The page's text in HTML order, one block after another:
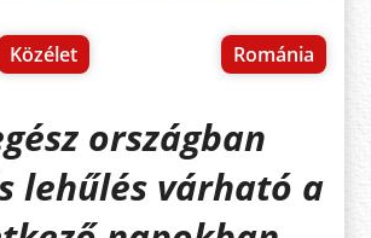
Közélet Románia
országban
lehűlés várható a